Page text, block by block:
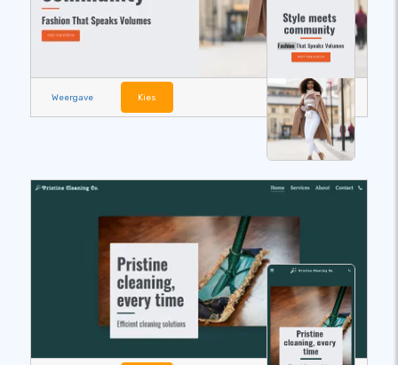
Weergave Kies